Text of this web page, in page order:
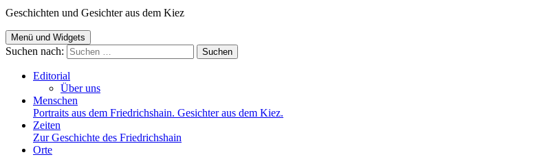
Geschichten und Gesichter aus dem Kiez
Menü und Widgets
Suchen nach:
Editorial
Über uns
Menschen
Portraits aus dem Friedrichshain. Gesichter aus dem Kiez.
Zeiten
Zur Geschichte des Friedrichshain
Orte